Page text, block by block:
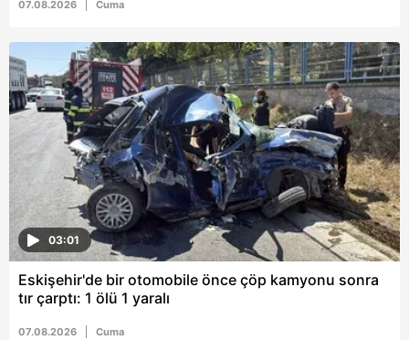
hazırlanmış Aydınlatma Metnimizi okumak ve sitemizde
ilgili mevzuata uygun olarak kullanılan çerezlerle ilgili bilgi
almak için lütfentıklayınız.
07.08.2026 Cuma
03:01
Eskişehir'de bir otomobile önce çöp kamyonu sonra
tır çarptı: 1 ölü 1 yaralı
07.08.2026 Cuma